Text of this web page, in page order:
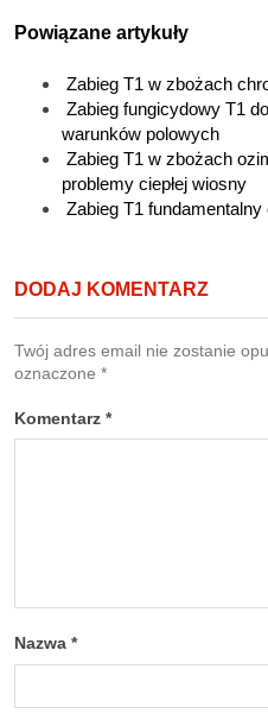
Powiązane artykuły
Zabieg T1 w zbożach
Zabieg fungicydowy T1
warunków polowych
Zabieg T1 w zbożach
problemy ciepłej wiosny
Zabieg T1 fundamentalny
DODAJ KOMENTARZ
Twój adres email nie zostanie
oznaczone *
Komentarz *
Nazwa *